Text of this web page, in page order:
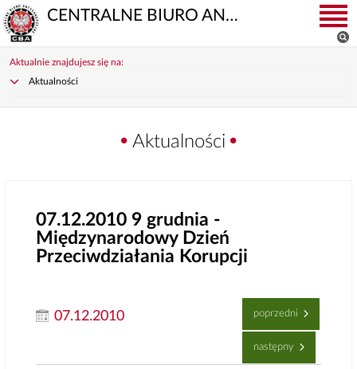
CENTRALNE BIURO ANTYKORUPCYJNE
Aktualnie znajdujesz się na:
Aktualności
Aktualności
07.12.2010 9 grudnia -
Międzynarodowy Dzień
Przeciwdziałania Korupcji
07.12.2010 poprzedni
następny